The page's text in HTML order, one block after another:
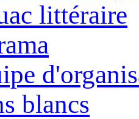
littéraire
blancs